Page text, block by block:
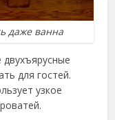
даже ванна
для гостей.
узкое